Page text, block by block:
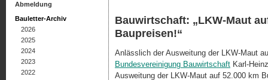
Bauwirtschaft: „LKW-Maut
Baupreisen!“
Anlässlich der Ausweitung der LKW-Maut
Bundesvereinigung Bauwirtschaft Karl-
Ausweitung der LKW-Maut auf 52.000 km
Abmeldung
Bauletter-Archiv
2026
2025
2024
2023
2022